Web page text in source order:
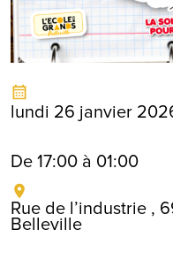
lundi 26 janvier
De 17:00 à 01:00
Rue de l’industrie ,
Belleville